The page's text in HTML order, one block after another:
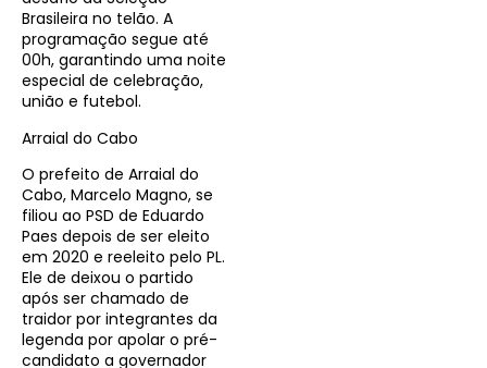
Brasileira no telão. A
programação segue até
00h, garantindo uma noite
especial de celebração,
união e futebol.
Arraial do Cabo
O prefeito de Arraial do
Cabo, Marcelo Magno, se
filiou ao PSD de Eduardo
Paes depois de ser eleito
em 2020 e reeleito pelo PL.
Ele de deixou o partido
após ser chamado de
traidor por integrantes da
legenda por apolar o pré-
candidato a governador